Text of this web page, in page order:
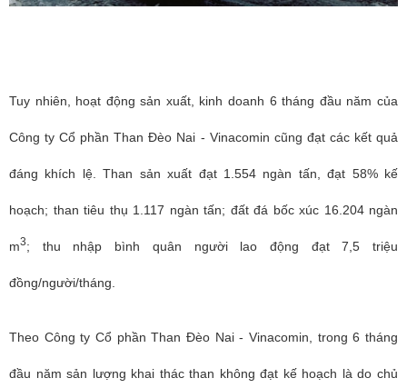
Tuy nhiên, hoạt động sản xuất, kinh doanh 6 tháng đầu năm của
Công ty Cổ phần Than Đèo Nai - Vinacomin cũng đạt các kết quả
đáng khích lệ. Than sản xuất đạt 1.554 ngàn tấn, đạt 58% kế
hoạch; than tiêu thụ 1.117 ngàn tấn; đất đá bốc xúc 16.204 ngàn
m3; thu nhập bình quân người lao động đạt 7,5 triệu
đồng/người/tháng.
Theo Công ty Cổ phần Than Đèo Nai - Vinacomin, trong 6 tháng
đầu năm sản lượng khai thác than không đạt kế hoạch là do chủ